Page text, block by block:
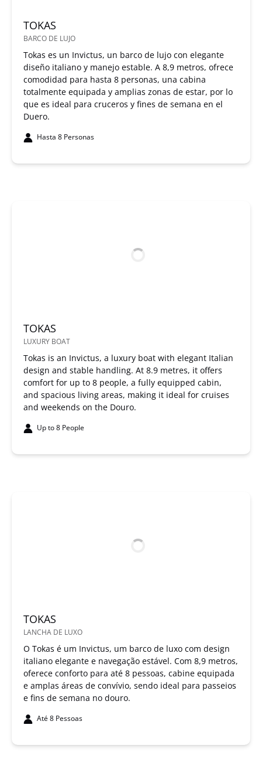
TOKAS
BARCO DE LUJO
Tokas es un Invictus, un barco de lujo con elegante
diseño italiano y manejo estable. A 8,9 metros, ofrece
comodidad para hasta 8 personas, una cabina
totalmente equipada y amplias zonas de estar, por lo
que es ideal para cruceros y fines de semana en el
Duero.
Hasta 8 Personas
TOKAS
LUXURY BOAT
Tokas is an Invictus, a luxury boat with elegant Italian
design and stable handling. At 8.9 metres, it offers
comfort for up to 8 people, a fully equipped cabin,
and spacious living areas, making it ideal for cruises
and weekends on the Douro.
Up to 8 People
TOKAS
LANCHA DE LUXO
O Tokas é um Invictus, um barco de luxo com design
italiano elegante e navegação estável. Com 8,9 metros,
oferece conforto para até 8 pessoas, cabine equipada
e amplas áreas de convívio, sendo ideal para passeios
e fins de semana no douro.
Até 8 Pessoas